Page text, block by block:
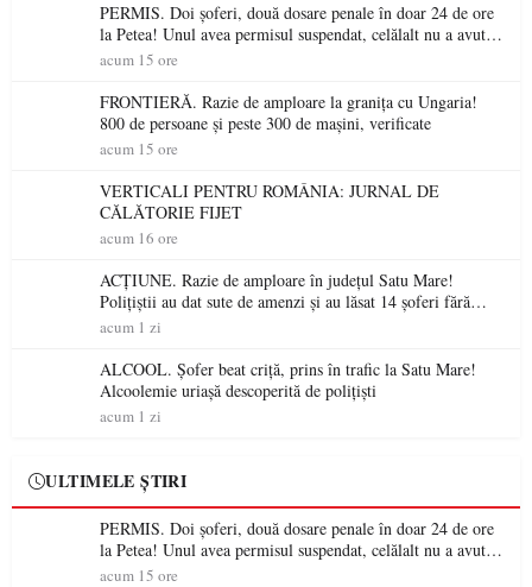
PERMIS. Doi șoferi, două dosare penale în doar 24 de ore
la Petea! Unul avea permisul suspendat, celălalt nu a avut
niciodată permis
acum 15 ore
FRONTIERĂ. Razie de amploare la granița cu Ungaria!
800 de persoane și peste 300 de mașini, verificate
acum 15 ore
VERTICALI PENTRU ROMÂNIA: JURNAL DE
CĂLĂTORIE FIJET
acum 16 ore
ACȚIUNE. Razie de amploare în județul Satu Mare!
Polițiștii au dat sute de amenzi și au lăsat 14 șoferi fără
permis într-o singură zi
acum 1 zi
ALCOOL. Șofer beat criță, prins în trafic la Satu Mare!
Alcoolemie uriașă descoperită de polițiști
acum 1 zi
ULTIMELE ȘTIRI
PERMIS. Doi șoferi, două dosare penale în doar 24 de ore
la Petea! Unul avea permisul suspendat, celălalt nu a avut
niciodată permis
acum 15 ore